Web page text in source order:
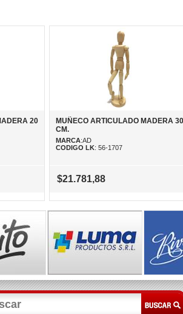
20
MUÑECO ARTICULADO MADERA 30
CM.
MARCA:AD
CODIGO LK: 56-1707
$21.781,88